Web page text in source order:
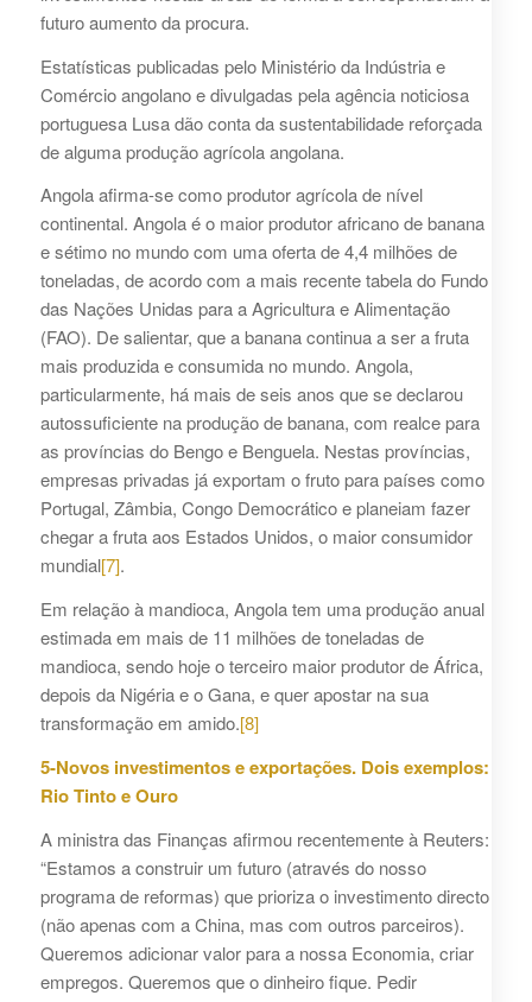
futuro aumento da procura.
Estatísticas publicadas pelo Ministério da Indústria e
Comércio angolano e divulgadas pela agência noticiosa
portuguesa Lusa dão conta da sustentabilidade reforçada
de alguma produção agrícola angolana.
Angola afirma-se como produtor agrícola de nível
continental. Angola é o maior produtor africano de banana
e sétimo no mundo com uma oferta de 4,4 milhões de
toneladas, de acordo com a mais recente tabela do Fundo
das Nações Unidas para a Agricultura e Alimentação
(FAO). De salientar, que a banana continua a ser a fruta
mais produzida e consumida no mundo. Angola,
particularmente, há mais de seis anos que se declarou
autossuficiente na produção de banana, com realce para
as províncias do Bengo e Benguela. Nestas províncias,
empresas privadas já exportam o fruto para países como
Portugal, Zâmbia, Congo Democrático e planeiam fazer
chegar a fruta aos Estados Unidos, o maior consumidor
mundial[7].
Em relação à mandioca, Angola tem uma produção anual
estimada em mais de 11 milhões de toneladas de
mandioca, sendo hoje o terceiro maior produtor de África,
depois da Nigéria e o Gana, e quer apostar na sua
transformação em amido.[8]
5-Novos investimentos e exportações. Dois exemplos:
Rio Tinto e Ouro
A ministra das Finanças afirmou recentemente à Reuters:
“Estamos a construir um futuro (através do nosso
programa de reformas) que prioriza o investimento directo
(não apenas com a China, mas com outros parceiros).
Queremos adicionar valor para a nossa Economia, criar
empregos. Queremos que o dinheiro fique. Pedir